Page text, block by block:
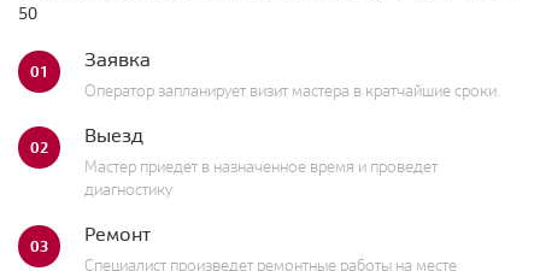
50
01 Заявка
Оператор запланирует визит мастера в кратчайшие сроки.
02 Выезд
Мастер приедет в назначенное время и проведет
диагностику
03 Ремонт
Специалист произведет ремонтные работы на месте